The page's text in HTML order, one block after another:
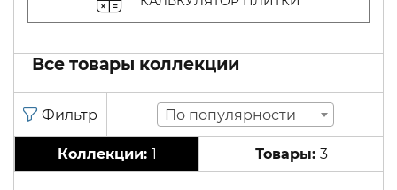
Все товары коллекции
По популярности
1 3